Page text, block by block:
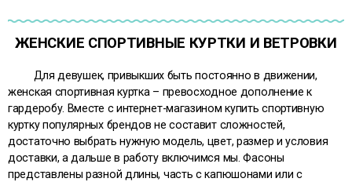
ЖЕНСКИЕ СПОРТИВНЫЕ КУРТКИ И ВЕТРОВКИ
Для девушек, привыкших быть постоянно в движении,
женская спортивная куртка – превосходное дополнение к
гардеробу. Вместе с интернет-магазином купить спортивную
куртку популярных брендов не составит сложностей,
достаточно выбрать нужную модель, цвет, размер и условия
доставки, а дальше в работу включимся мы. Фасоны
представлены разной длины, часть с капюшонами или с